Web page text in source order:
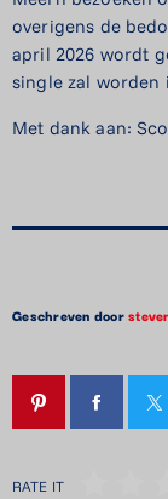
overigens de
april 2026 wordt
single zal worden
Met dank aan:
Geschreven door
RATE IT